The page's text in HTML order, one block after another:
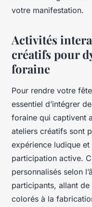
votre manifestation.
Activités
créatifs pour
foraine
Pour rendre votre
essentiel d’intégrer
foraine qui captivent
ateliers créatifs sont
expérience ludique
participation active.
personnalisés selon
participants, allant
colorés à la